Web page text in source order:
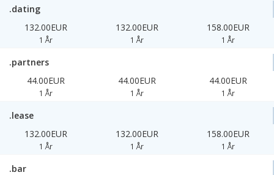
.dating
132.00EUR
1 År
132.00EUR
1 År
158.00EUR
1 År
.partners
44.00EUR
1 År
44.00EUR
1 År
44.00EUR
1 År
.lease
132.00EUR
1 År
132.00EUR
1 År
158.00EUR
1 År
.bar